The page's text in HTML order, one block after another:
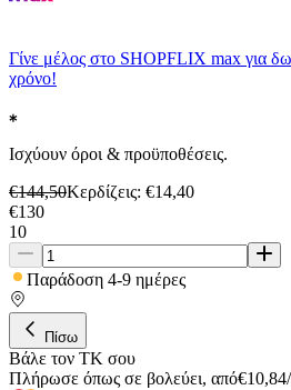
Γίνε μέλος στο SHOPFLIX max για
χρόνο!
Ισχύουν όροι & προϋποθέσεις.
€144,50Κερδίζεις: €14,40
€130
10
Παράδοση 4-9 ημέρες
Πίσω
Βάλε τον ΤΚ σου
Πλήρωσε όπως σε βολεύει, από€10,84/